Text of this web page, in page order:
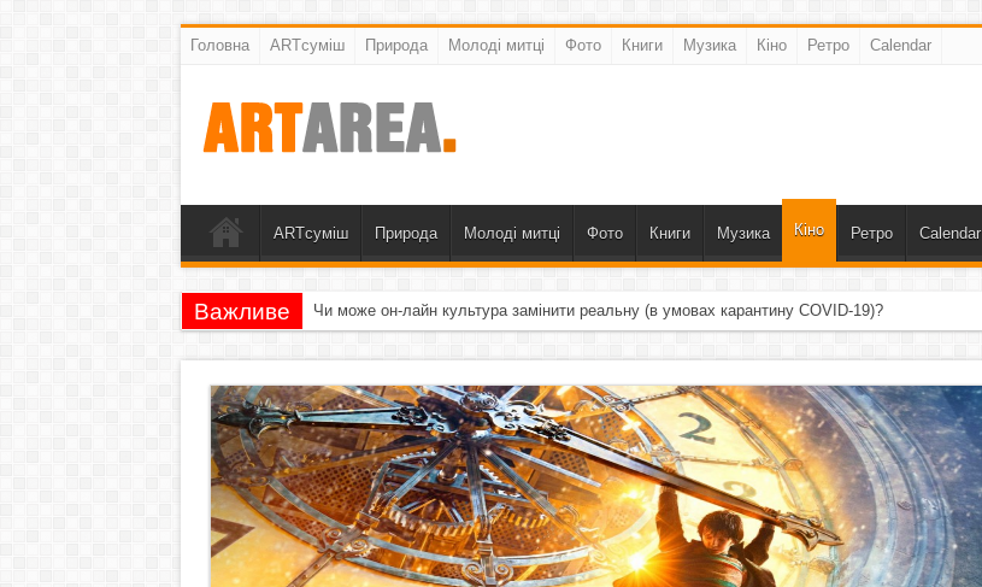
Головна ARTсуміш Природа Молоді митці Фото Книги Музика Кіно Ретро Calendar
ARTсуміш Природа Молоді митці Фото Книги Музика Кіно Ретро Calendar
Важливе Чи може он-лайн культура замінити реальну (в умовах карантину COVID-19)?